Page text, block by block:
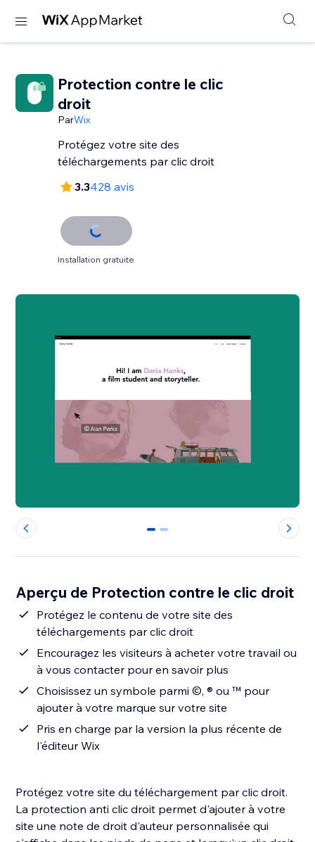
Protection contre le clic
droit
ParWix
Protégez votre site des
téléchargements par clic droit
3.3428 avis
Installation gratuite
0 1
Aperçu de Protection contre le clic droit
Protégez le contenu de votre site des
téléchargements par clic droit
Encouragez les visiteurs à acheter votre travail ou
à vous contacter pour en savoir plus
Choisissez un symbole parmi ©, ® ou ™ pour
ajouter à votre marque sur votre site
Pris en charge par la version la plus récente de
l'éditeur Wix
Protégez votre site du téléchargement par clic droit.
La protection anti clic droit permet d'ajouter à votre
site une note de droit d'auteur personnalisée qui